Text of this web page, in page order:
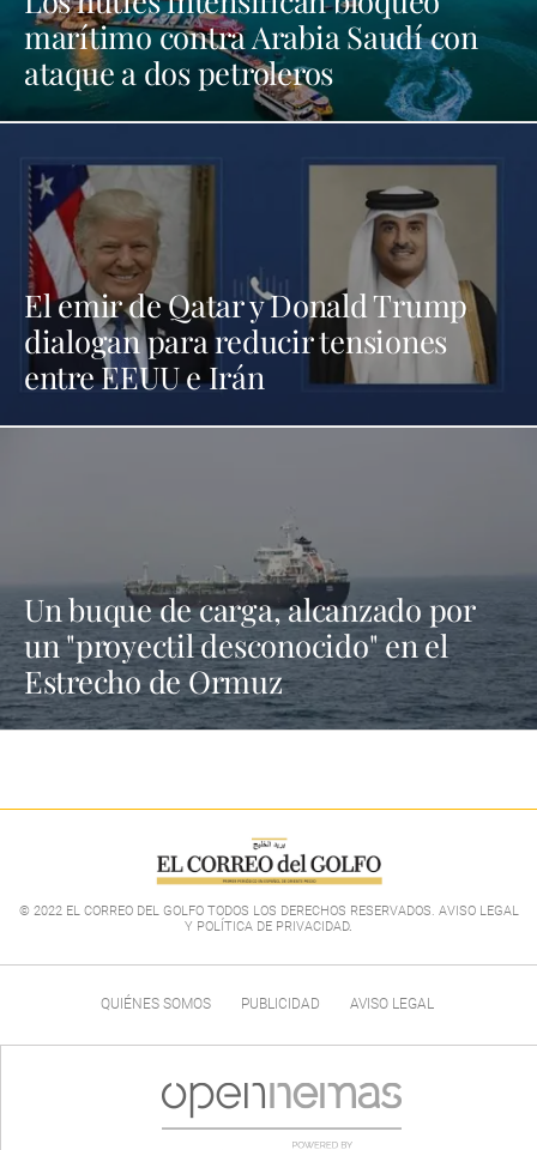
marítimo contra Arabia Saudí con
ataque a dos petroleros
El emir de Qatar y Donald Trump
dialogan para reducir tensiones
entre EEUU e Irán
Un buque de carga, alcanzado por
un "proyectil desconocido" en el
Estrecho de Ormuz
© 2022 EL CORREO DEL GOLFO TODOS LOS DERECHOS RESERVADOS. AVISO LEGAL
Y POLÍTICA DE PRIVACIDAD.
QUIÉNES SOMOS PUBLICIDAD AVISO LEGAL